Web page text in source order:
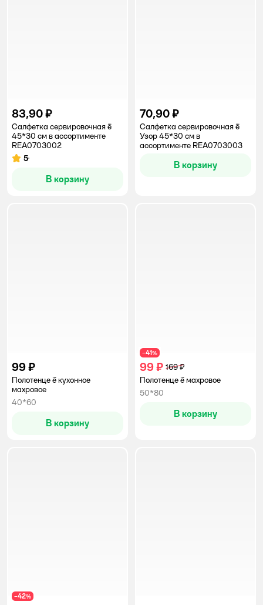
83,90 ₽
Салфетка сервировочная ё
45*30 см в ассортименте
REA0703002
Рейтинг:
5
В корзину
70,90 ₽
Салфетка сервировочная ё
Узор 45*30 см в
ассортименте REA0703003
В корзину
99 ₽
Полотенце ё кухонное
махровое
40*60
В корзину
−41%
99 ₽ 169 ₽
Полотенце ё махровое
50*80
В корзину
−42%